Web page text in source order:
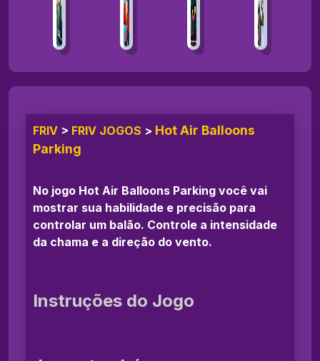
FRIV > FRIV JOGOS > Hot Air Balloons
Parking
No jogo Hot Air Balloons Parking você vai
mostrar sua habilidade e precisão para
controlar um balão. Controle a intensidade
da chama e a direção do vento.
Instruções do Jogo